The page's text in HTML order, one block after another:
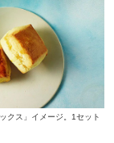
クス」イメージ。1セット